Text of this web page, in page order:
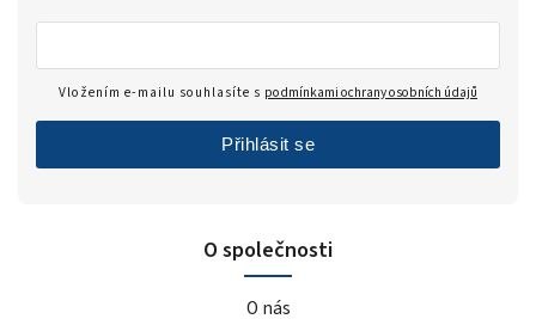
O společnosti
O nás
Vložením e-mailu souhlasíte s podmínkami ochrany osobních údajů
Přihlásit se